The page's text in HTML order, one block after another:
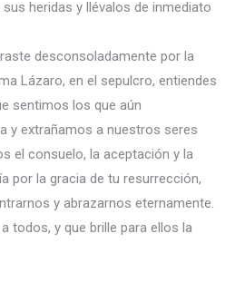
heridas y llévalos de inmediato
desconsoladamente por la
Lázaro, en el sepulcro, entiendes
sentimos los que aún
y extrañamos a nuestros seres
el consuelo, la aceptación y la
por la gracia de tu resurrección,
y abrazarnos eternamente.
todos, y que brille para ellos la